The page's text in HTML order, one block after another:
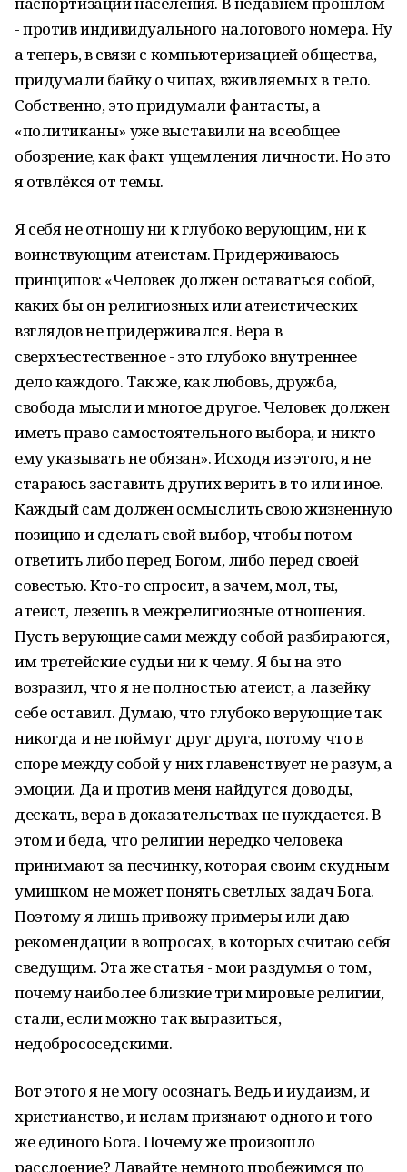
- против индивидуального налогового номера. Ну
а теперь, в связи с компьютеризацией общества,
придумали байку о чипах, вживляемых в тело.
Собственно, это придумали фантасты, а
«политиканы» уже выставили на всеобщее
обозрение, как факт ущемления личности. Но это
я отвлёкся от темы.
Я себя не отношу ни к глубоко верующим, ни к
воинствующим атеистам. Придерживаюсь
принципов: «Человек должен оставаться собой,
каких бы он религиозных или атеистических
взглядов не придерживался. Вера в
сверхъестественное - это глубоко внутреннее
дело каждого. Так же, как любовь, дружба,
свобода мысли и многое другое. Человек должен
иметь право самостоятельного выбора, и никто
ему указывать не обязан». Исходя из этого, я не
стараюсь заставить других верить в то или иное.
Каждый сам должен осмыслить свою жизненную
позицию и сделать свой выбор, чтобы потом
ответить либо перед Богом, либо перед своей
совестью. Кто-то спросит, а зачем, мол, ты,
атеист, лезешь в межрелигиозные отношения.
Пусть верующие сами между собой разбираются,
им третейские судьи ни к чему. Я бы на это
возразил, что я не полностью атеист, а лазейку
себе оставил. Думаю, что глубоко верующие так
никогда и не поймут друг друга, потому что в
споре между собой у них главенствует не разум, а
эмоции. Да и против меня найдутся доводы,
дескать, вера в доказательствах не нуждается. В
этом и беда, что религии нередко человека
принимают за песчинку, которая своим скудным
умишком не может понять светлых задач Бога.
Поэтому я лишь привожу примеры или даю
рекомендации в вопросах, в которых считаю себя
сведущим. Эта же статья - мои раздумья о том,
почему наиболее близкие три мировые религии,
стали, если можно так выразиться,
недобрососедскими.
Вот этого я не могу осознать. Ведь и иудаизм, и
христианство, и ислам признают одного и того
же единого Бога. Почему же произошло
расслоение? Давайте немного пробежимся по